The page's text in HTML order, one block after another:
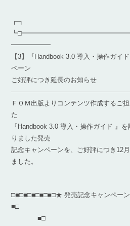
┏┓
━━━━━━
【3】『Handbook 3.0 導入・操作ガイ
ペーン
ご好評につき延長のお知らせ
ＦＯＭ出版よりコンテンツ作成するご
た
『Handbook 3.0 導入・操作ガイド 』
りました発売
記念キャンペーンを、ご好評につき12
ました。
□■□■□■□■□■□★ 発売記念キャンペー
■□